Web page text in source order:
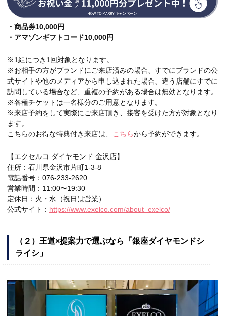
・商品券10,000円
・アマゾンギフトコード10,000円
※1組につき1回対象となります。
※お相手の方がブランドにご来店済みの場合、すでにブランドの公
式サイトや他のメディアから申し込まれた場合、違う店舗にすでに
訪問している場合など、重複の予約がある場合は無効となります。
※各種チケットは一名様分のご用意となります。
※来店予約をして実際にご来店頂き、接客を受けた方が対象となり
ます。
こちらのお得な特典付き来店は、
こちらから予約ができます。
【エクセルコ ダイヤモンド 金沢店】
住所：石川県金沢市片町1-3-8
電話番号：076-233-2620
営業時間：11:00〜19:30
定休日：火・水（祝日は営業）
公式サイト： https://www.exelco.com/about_exelco/
（２）王道×提案力で選ぶなら「銀座ダイヤモンドシ
ライシ」